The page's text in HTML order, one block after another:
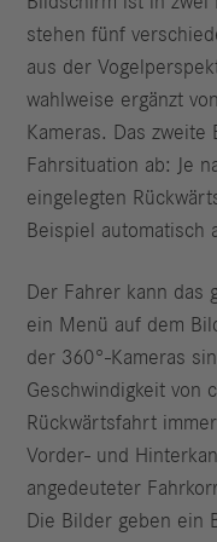
stehen fünf
aus der
wahlweise ergänzt
Kameras. Das
Fahrsituation ab: Je
eingelegten
Beispiel automatisch
Der Fahrer kann das
ein Menü auf dem
der 360°-Kameras
Geschwindigkeit von
Rückwärtsfahrt
Vorder- und
angedeuteter
Die Bilder geben ein